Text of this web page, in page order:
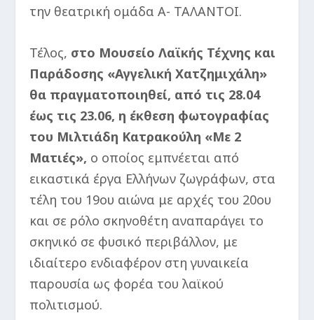
την θεατρική ομάδα Α- ΤΑΛΑΝΤΟΙ.
Τέλος, στο Μουσείο Λαϊκής Τέχνης και
Παράδοσης «Αγγελική Χατζημιχάλη»
θα πραγματοποιηθεί, από τις 28.04
έως τις 23.06, η έκθεση φωτογραφίας
του Μιλτιάδη Κατρακούλη «Με 2
Ματιές», ο οποίος εμπνέεται από
εικαστικά έργα Ελλήνων ζωγράφων, στα
τέλη του 19ου αιώνα με αρχές του 20ου
και σε ρόλο σκηνοθέτη αναπαράγει το
σκηνικό σε φυσικό περιβάλλον, με
ιδιαίτερο ενδιαφέρον στη γυναικεία
παρουσία ως φορέα του λαϊκού
πολιτισμού.